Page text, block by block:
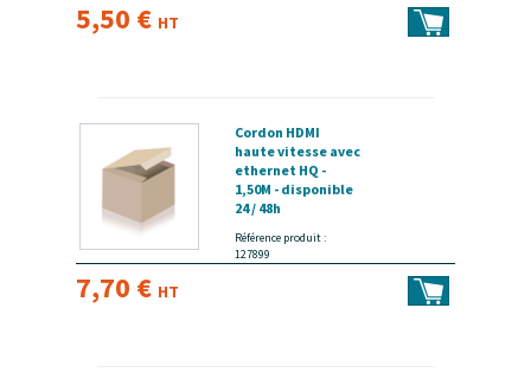
5,50 € HT
Cordon HDMI
haute vitesse avec
ethernet HQ -
1,50M - disponible
24 / 48h
Référence produit :
127899
7,70 € HT